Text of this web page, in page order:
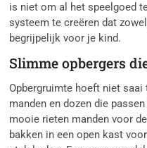
is niet om al het speelgoed
systeem te creëren dat
begrijpelijk voor je kind.
Slimme opbergers
Opbergruimte hoeft niet saai
manden en dozen die
mooie rieten manden voor
bakken in een open kast